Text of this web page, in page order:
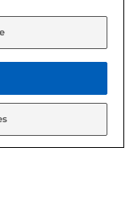
on-line é de
direitos